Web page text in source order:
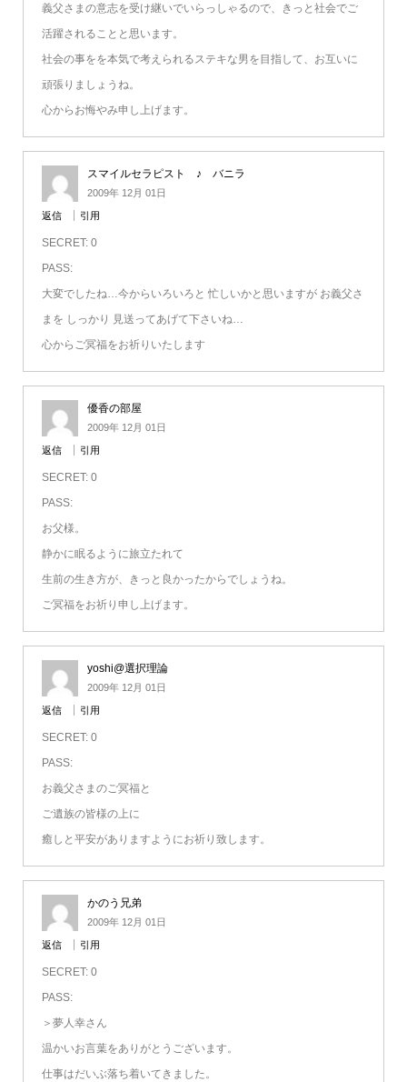
義父さまの意志を受け継いでいらっしゃるので、きっと社会でご
活躍されることと思います。
社会の事をを本気で考えられるステキな男を目指して、お互いに
頑張りましょうね。
心からお悔やみ申し上げます。
スマイルセラピスト ♪ バニラ
2009年 12月 01日
返信 引用
SECRET: 0
PASS:
大変でしたね…今からいろいろと 忙しいかと思いますが お義父さ
まを しっかり 見送ってあげて下さいね…
心からご冥福をお祈りいたします
優香の部屋
2009年 12月 01日
返信 引用
SECRET: 0
PASS:
お父様。
静かに眠るように旅立たれて
生前の生き方が、きっと良かったからでしょうね。
ご冥福をお祈り申し上げます。
yoshi@選択理論
2009年 12月 01日
返信 引用
SECRET: 0
PASS:
お義父さまのご冥福と
ご遺族の皆様の上に
癒しと平安がありますようにお祈り致します。
かのう兄弟
2009年 12月 01日
返信 引用
SECRET: 0
PASS:
＞夢人幸さん
温かいお言葉をありがとうございます。
仕事はだいぶ落ち着いてきました。